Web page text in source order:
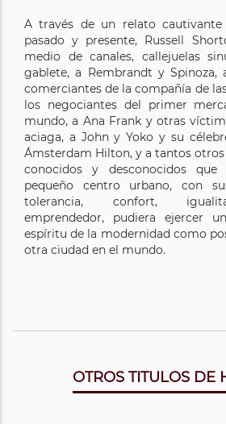
A través de un relato
pasado y presente, Russell
medio de canales, callejuelas
gablete, a Rembrandt y Spinoza,
comerciantes de la compañía de
los negociantes del primer
mundo, a Ana Frank y otras
aciaga, a John y Yoko y su
Ámsterdam Hilton, y a tantos
conocidos y desconocidos
pequeño centro urbano, con
tolerancia, confort,
emprendedor, pudiera ejercer
espíritu de la modernidad como
otra ciudad en el mundo.
OTROS TITULOS DE